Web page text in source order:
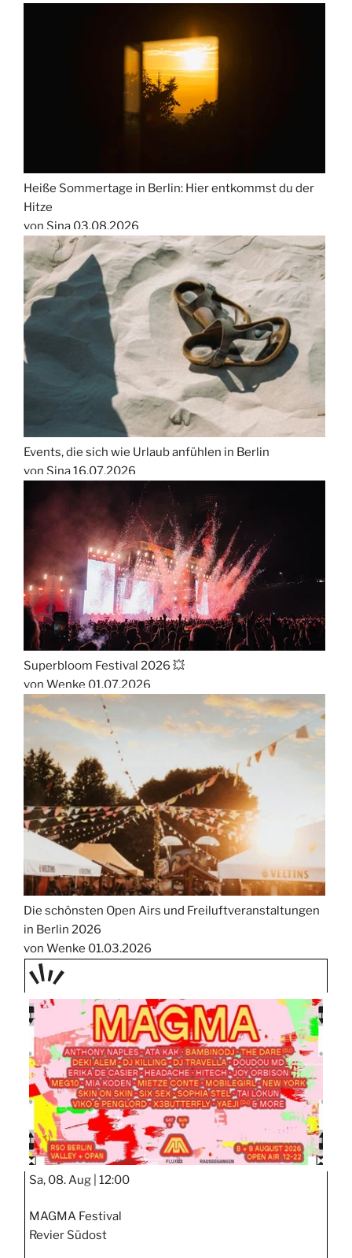
Heiße Sommertage in Berlin: Hier entkommst du der
Hitze
von Sina 03.08.2026
Events, die sich wie Urlaub anfühlen in Berlin
von Sina16.07.2026
Superbloom Festival 2026 💥
von Wenke 01.07.2026
Die schönsten Open Airs und Freiluftveranstaltungen
in Berlin 2026
von Wenke 01.03.2026
PRÄS
ENTIE
RT
Sa, 08. Aug | 12:00
MAGMA Festival
Revier Südost